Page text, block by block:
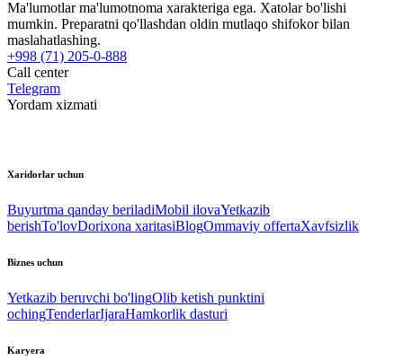
Ma'lumotlar ma'lumotnoma xarakteriga ega. Xatolar bo'lishi
mumkin. Preparatni qo'llashdan oldin mutlaqo shifokor bilan
maslahatlashing.
+998 (71) 205-0-888
Call center
Telegram
Yordam xizmati
Xaridorlar uchun
Buyurtma qanday beriladiMobil ilovaYetkazib
berishTo'lovDorixona xaritasiBlogOmmaviy offertaXavfsizlik
Biznes uchun
Yetkazib beruvchi bo'lingOlib ketish punktini
ochingTenderlarIjaraHamkorlik dasturi
Karyera